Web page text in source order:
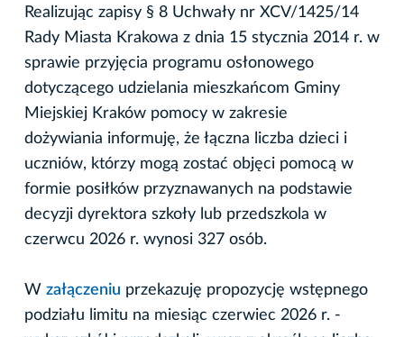
Realizując zapisy § 8 Uchwały nr XCV/1425/14
Rady Miasta Krakowa z dnia 15 stycznia 2014 r. w
sprawie przyjęcia programu osłonowego
dotyczącego udzielania mieszkańcom Gminy
Miejskiej Kraków pomocy w zakresie
dożywiania informuję, że łączna liczba dzieci i
uczniów, którzy mogą zostać objęci pomocą w
formie posiłków przyznawanych na podstawie
decyzji dyrektora szkoły lub przedszkola w
czerwcu 2026 r. wynosi 327 osób.
W załączeniu przekazuję propozycję wstępnego
podziału limitu na miesiąc czerwiec 2026 r. -